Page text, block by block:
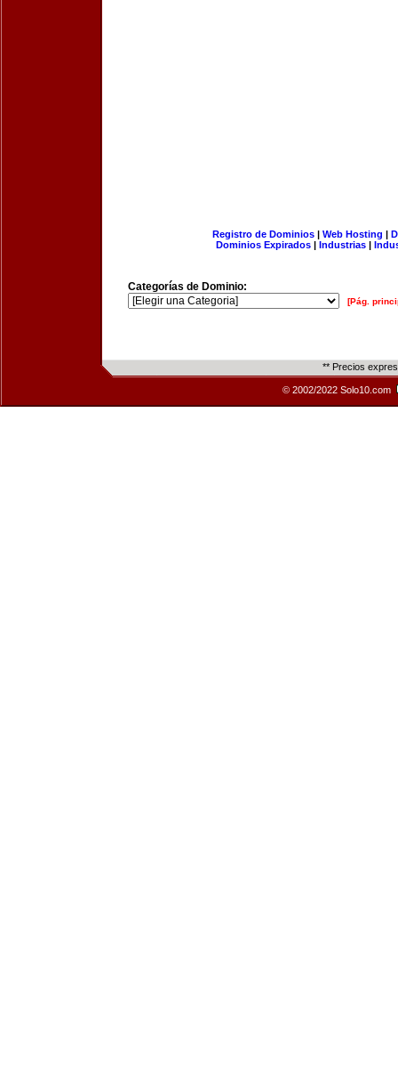
Registro de Dominios| Web Hosting |
Dominios Expirados | Industrias |
Categorías de Dominio:
[Pág.
** Precios
© 2002/2022 Solo10.com